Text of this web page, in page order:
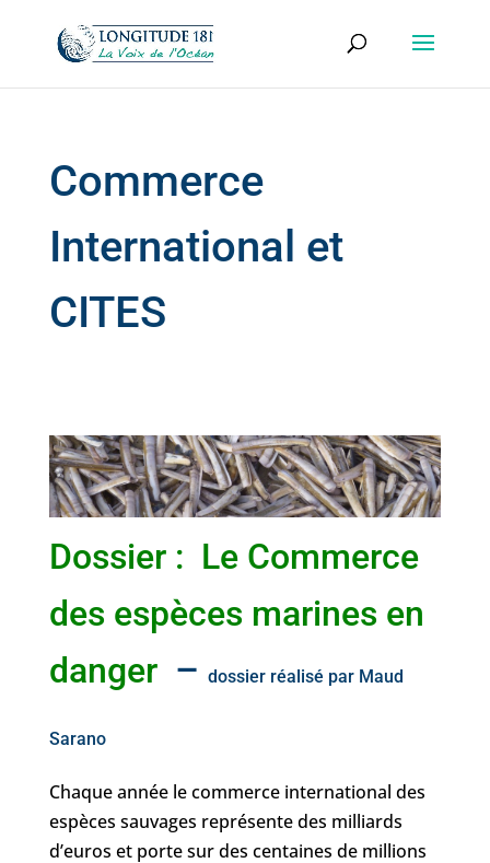
Commerce
International et
CITES
Dossier : Le Commerce
des espèces marines en
danger – dossier réalisé par Maud
Sarano
Chaque année le commerce international des
espèces sauvages représente des milliards
d’euros et porte sur des centaines de millions